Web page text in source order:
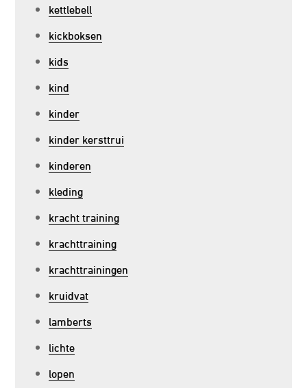
kettlebell
kickboksen
kids
kind
kinder
kinder kersttrui
kinderen
kleding
kracht training
krachttraining
krachttrainingen
kruidvat
lamberts
lichte
lopen